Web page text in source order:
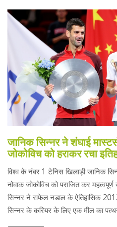
जानिक सिन्नर ने शंघाई
जोकोविच को हराकर रचा
विश्व के नंबर 1 टेनिस खिलाड़ी जानिक
नोवाक जोकोविच को पराजित कर
सिन्नर ने राफेल नडाल के ऐतिहासिक
सिन्नर के करियर के लिए एक मील का